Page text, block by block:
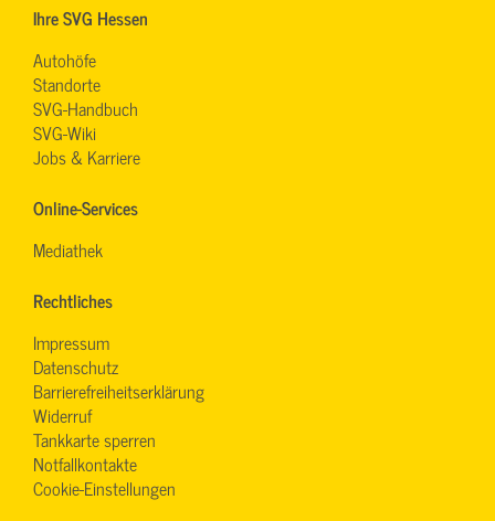
Ihre SVG Hessen
Autohöfe
Standorte
SVG-Handbuch
SVG-Wiki
Jobs & Karriere
Online-Services
Mediathek
Rechtliches
Impressum
Datenschutz
Barrierefreiheitserklärung
Widerruf
Tankkarte sperren
Notfallkontakte
Cookie-Einstellungen